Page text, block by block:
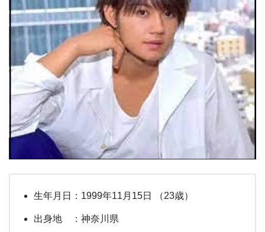
生年月日：1999年11月15日 （23歳）
出身地 ：神奈川県